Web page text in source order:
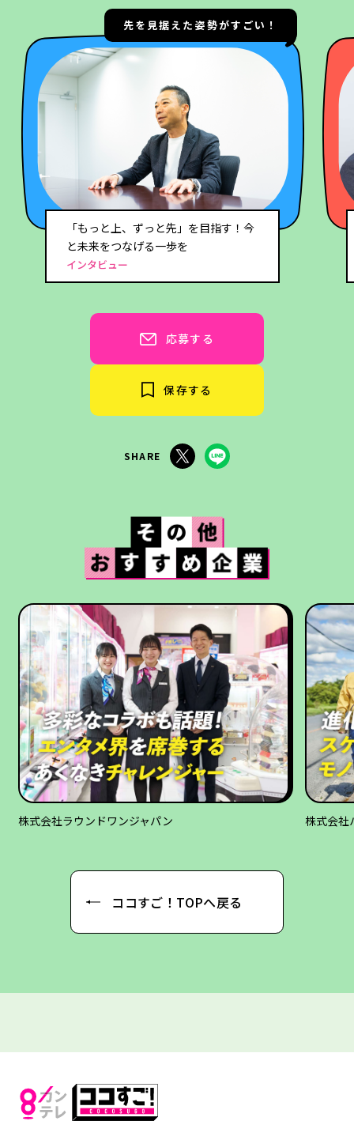
仕事とプライベートの両立環境が
すごい！
仕事も、プライベートも大事！両立で
きる環境がここにはある！
クロストーク
応募する
保存する
SHARE
株式会社ハマダ 日本テク
ココすご！TOPへ戻る